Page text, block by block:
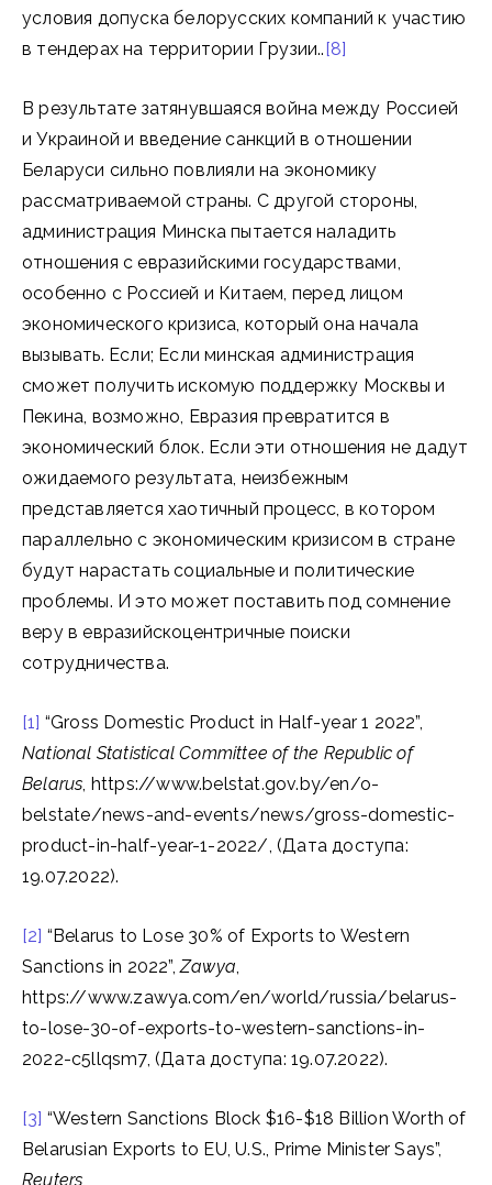
условия допуска белорусских компаний к участию
в тендерах на территории Грузии..[8]
В результате затянувшаяся война между Россией
и Украиной и введение санкций в отношении
Беларуси сильно повлияли на экономику
рассматриваемой страны. С другой стороны,
администрация Минска пытается наладить
отношения с евразийскими государствами,
особенно с Россией и Китаем, перед лицом
экономического кризиса, который она начала
вызывать. Если; Если минская администрация
сможет получить искомую поддержку Москвы и
Пекина, возможно, Евразия превратится в
экономический блок. Если эти отношения не дадут
ожидаемого результата, неизбежным
представляется хаотичный процесс, в котором
параллельно с экономическим кризисом в стране
будут нарастать социальные и политические
проблемы. И это может поставить под сомнение
веру в евразийскоцентричные поиски
сотрудничества.
[1] “Gross Domestic Product in Half-year 1 2022”,
National Statistical Committee of the Republic of
Belarus, https://www.belstat.gov.by/en/o-
belstate/news-and-events/news/gross-domestic-
product-in-half-year-1-2022/, (Дата доступа:
19.07.2022).
[2] “Belarus to Lose 30% of Exports to Western
Sanctions in 2022”,Zawya,
https://www.zawya.com/en/world/russia/belarus-
to-lose-30-of-exports-to-western-sanctions-in-
2022-c5llqsm7, (Дата доступа: 19.07.2022).
[3] “Western Sanctions Block $16-$18 Billion Worth of
Belarusian Exports to EU, U.S., Prime Minister Says”,
Reuters